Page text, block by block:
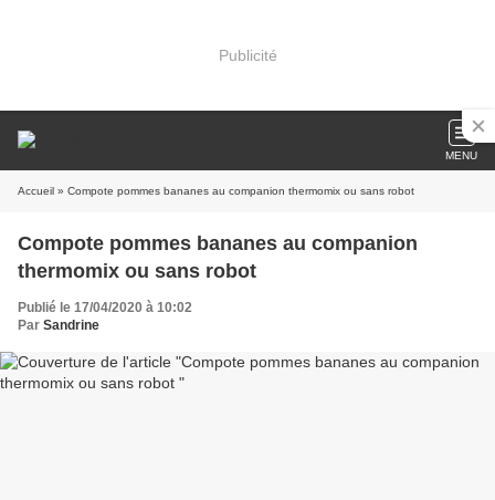
Publicité
MENU
Accueil » Compote pommes bananes au companion thermomix ou sans robot
Compote pommes bananes au companion
thermomix ou sans robot
Publié le 17/04/2020 à 10:02
Par Sandrine